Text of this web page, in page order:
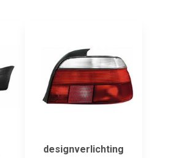
designverlichting